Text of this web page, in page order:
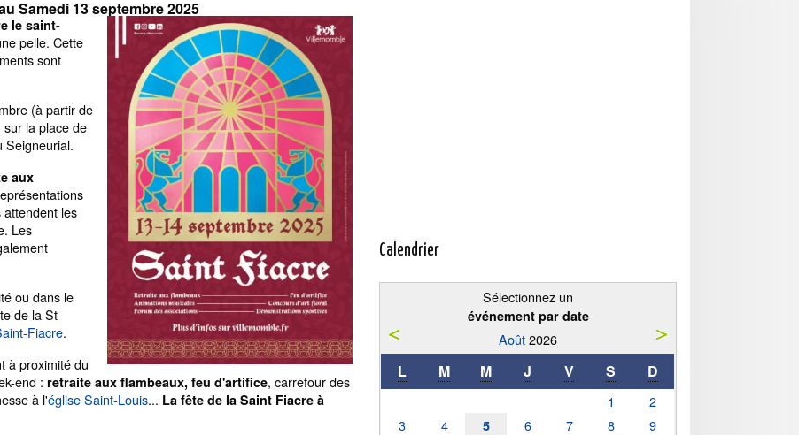
Samedi 13 septembre 2025
le saint-
pelle. Cette
sont
(à partir de
la place de
Seigneurial.
aux
attendent les
Les
ou dans le
de la St
Fiacre.
à proximité du
end : retraite aux flambeaux, feu d'artifice, carrefour des
à l'église Saint-Louis... La fête de la Saint Fiacre à
Calendrier
Sélectionnez un
événement par date
Août2026
L M M J V S D
1
2
3
4 5 6 7 8
9